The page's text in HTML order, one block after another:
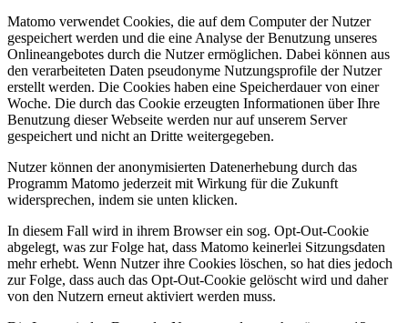
Matomo verwendet Cookies, die auf dem Computer der Nutzer
gespeichert werden und die eine Analyse der Benutzung unseres
Onlineangebotes durch die Nutzer ermöglichen. Dabei können aus
den verarbeiteten Daten pseudonyme Nutzungsprofile der Nutzer
erstellt werden. Die Cookies haben eine Speicherdauer von einer
Woche. Die durch das Cookie erzeugten Informationen über Ihre
Benutzung dieser Webseite werden nur auf unserem Server
gespeichert und nicht an Dritte weitergegeben.
Nutzer können der anonymisierten Datenerhebung durch das
Programm Matomo jederzeit mit Wirkung für die Zukunft
widersprechen, indem sie unten klicken.
In diesem Fall wird in ihrem Browser ein sog. Opt-Out-Cookie
abgelegt, was zur Folge hat, dass Matomo keinerlei Sitzungsdaten
mehr erhebt. Wenn Nutzer ihre Cookies löschen, so hat dies jedoch
zur Folge, dass auch das Opt-Out-Cookie gelöscht wird und daher
von den Nutzern erneut aktiviert werden muss.